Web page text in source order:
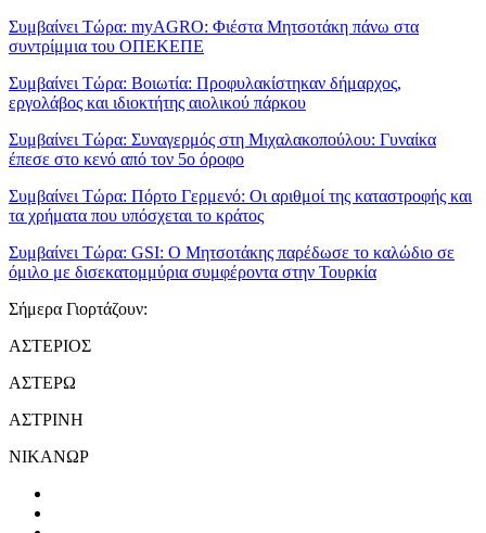
Συμβαίνει Τώρα: myAGRO: Φιέστα Μητσοτάκη πάνω στα
συντρίμμια του ΟΠΕΚΕΠΕ
Συμβαίνει Τώρα: Βοιωτία: Προφυλακίστηκαν δήμαρχος,
εργολάβος και ιδιοκτήτης αιολικού πάρκου
Συμβαίνει Τώρα: Συναγερμός στη Μιχαλακοπούλου: Γυναίκα
έπεσε στο κενό από τον 5ο όροφο
Συμβαίνει Τώρα: Πόρτο Γερμενό: Οι αριθμοί της καταστροφής και
τα χρήματα που υπόσχεται το κράτος
Συμβαίνει Τώρα: GSI: Ο Μητσοτάκης παρέδωσε το καλώδιο σε
όμιλο με δισεκατομμύρια συμφέροντα στην Τουρκία
Σήμερα Γιορτάζουν:
ΑΣΤΕΡΙΟΣ
ΑΣΤΕΡΩ
ΑΣΤΡΙΝΗ
ΝΙΚΑΝΩΡ